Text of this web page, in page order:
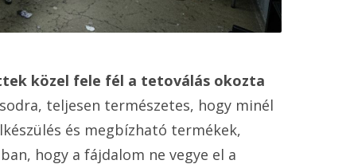
közel fele fél a tetoválás okozta
teljesen természetes, hogy minél
és megbízható termékek,
hogy a fájdalom ne vegye el a